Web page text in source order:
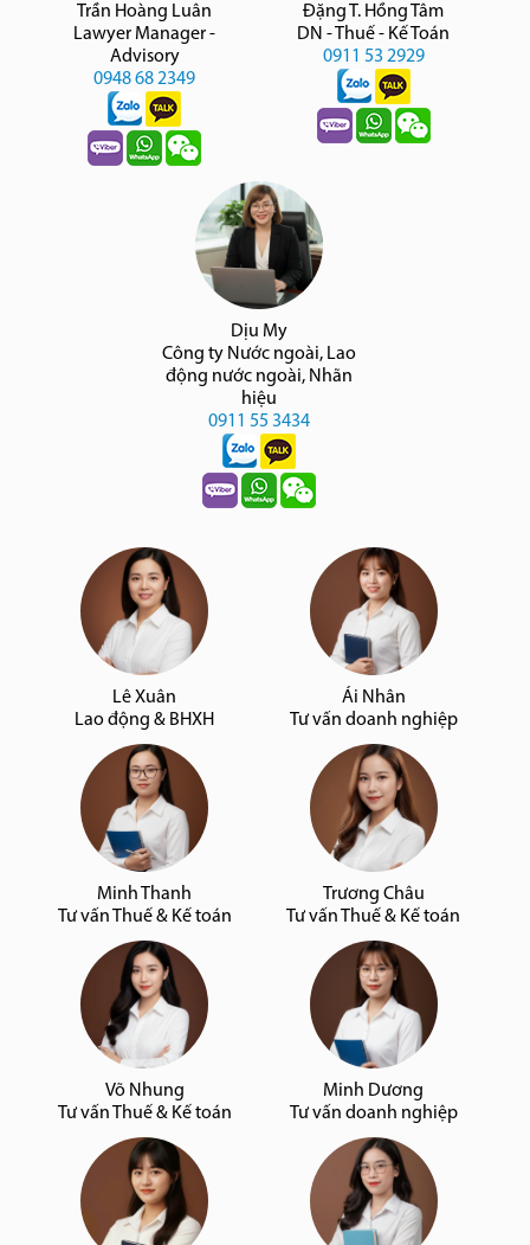
Trần Hoàng Luân
Lawyer Manager -
Advisory
0948 68 2349
Đặng T. Hồng Tâm
DN - Thuế - Kế Toán
0911 53 2929
Dịu My
Công ty Nước ngoài, Lao
động nước ngoài, Nhãn
hiệu
0911 55 3434
Lê Xuân
Lao động & BHXH
Ái Nhân
Tư vấn doanh nghiệp
Minh Thanh
Tư vấn Thuế & Kế toán
Trương Châu
Tư vấn Thuế & Kế toán
Võ Nhung
Tư vấn Thuế & Kế toán
Minh Dương
Tư vấn doanh nghiệp